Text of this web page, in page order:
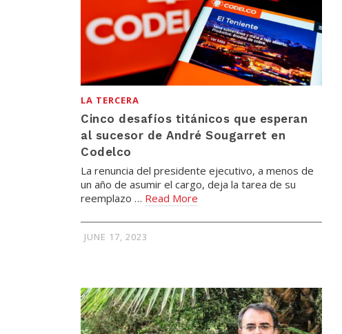
LA TERCERA
Cinco desafíos titánicos que esperan
al sucesor de André Sougarret en
Codelco
La renuncia del presidente ejecutivo, a menos de
un año de asumir el cargo, deja la tarea de su
reemplazo … Read More
JUNE 17, 2023